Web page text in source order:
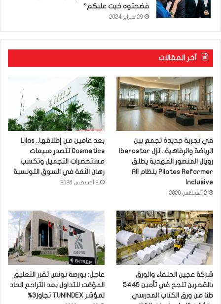
فضحتوه خيت عليكم”
29 فبراير 2024
آخر المقالات
في تجربة جديدة تجمع بين
رويال المنصور المهدية يطلق
Pilates Reformer بنظام All
Inclusive
2 أغسطس 2026
بعد عامين من إطلاقها.. Lilas
Cosmetics تتصدر مبيعات
مستحضرات التجميل وتكسب
رهان الثقة في السوق التونسية
2 أغسطس 2026
شركة عجين الحلفاء والورق
بالقصرين تنجح في تأمين 5446
طنا من ورق الكتاب المدرسي
عاجل: بورصة تونس تقرر التعليق
المؤقت للتداول بعد التراجع الحاد
لمؤشر TUNINDEX تجاوز3%